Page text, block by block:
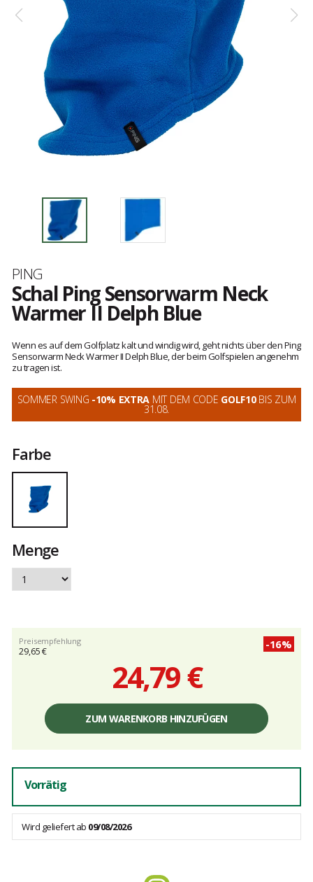
Marke
PING
Schal Ping Sensorwarm Neck
Warmer II Delph Blue
Wenn es auf dem Golfplatz kalt und windig wird, geht nichts über den Ping
Sensorwarm Neck Warmer II Delph Blue, der beim Golfspielen angenehm
zu tragen ist.
SOMMER SWING -10% EXTRA MIT DEM CODE GOLF10BIS ZUM
31.08.
Farbe
Menge
Preisempfehlung
29,65 €
-16%
24,79 €
Einzelpreis,
Gebühren
ZUM WARENKORB HINZUFÜGEN
Vorrätig
Wird geliefert ab 09/08/2026